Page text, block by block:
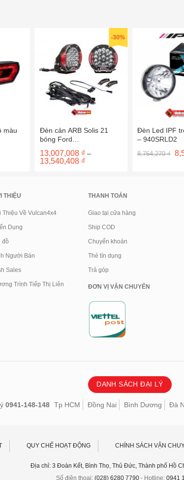
màu
-30%
Đèn cản ARB Solis 21
bóng Ford
Ranger/Everest sau 2022
13,007,008 ₫ –
13,540,408 ₫Khoảng
13,540,408 ₫
Đèn Led IPF
– 940SRLD2
8,764,270₫
gốc
THIỆU
Thiệu Về Vulcan4x4
Dụng
đồ
Người Bán
Sales
Trình Tiếp Thị Liên
THANH TOÁN
Giao tại cửa hàng
Ship COD
Chuyển khoản
Thẻ tín dụng
Trả góp
ĐƠN VỊ VẬN CHUYỂN
DANH SÁCH ĐẠI LÝ
0941-148-148 Tp HCM Đồng Nai Bình Dương Đà
QUY CHẾ HOẠT ĐỘNG CHÍNH SÁCH VẬN
Địa chỉ: 3 Đoàn Kết, Bình Thọ, Thủ Đức, Thành phố Hồ
Số điện thoại: (028) 6280 7790 - Hotline: 0941